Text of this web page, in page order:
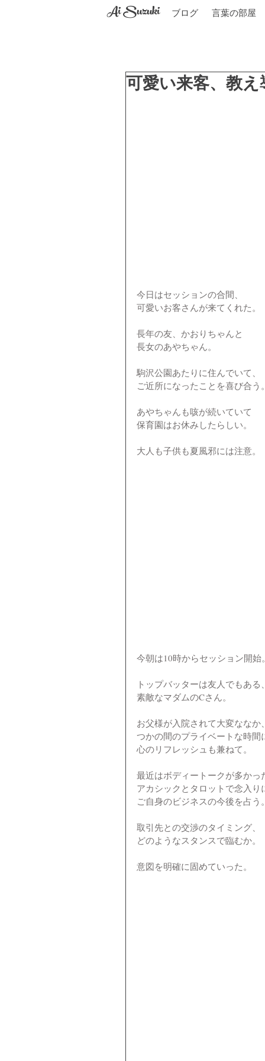
ブログ 言葉の部屋
Ai Suzuki
可愛い来客、教
今日はセッションの合間、
可愛いお客さんが来てくれた。
長年の友、かおりちゃんと
長女のあやちゃん。
駒沢公園あたりに住んでいて、
ご近所になったことを喜び合う
あやちゃんも咳が続いていて
保育園はお休みしたらしい。
大人も子供も夏風邪には注意。
今朝は10時からセッション開始
トップバッターは友人でもある
素敵なマダムのCさん。
お父様が入院されて大変ななか
つかの間のプライベートな時間
心のリフレッシュも兼ねて。
最近はボディートークが多かっ
アカシックとタロットで念入り
ご自身のビジネスの今後を占う
取引先との交渉のタイミング、
どのようなスタンスで臨むか。
意図を明確に固めていった。